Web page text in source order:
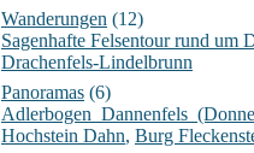
Wanderungen (12)
Sagenhafte Felsentour rund um
Drachenfels-Lindelbrunn
Panoramas (6)
Hochstein Dahn, Burg